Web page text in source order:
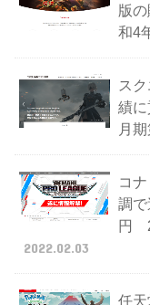
版
和4
ス
績
月
コ
調
円
2022.02.03
任